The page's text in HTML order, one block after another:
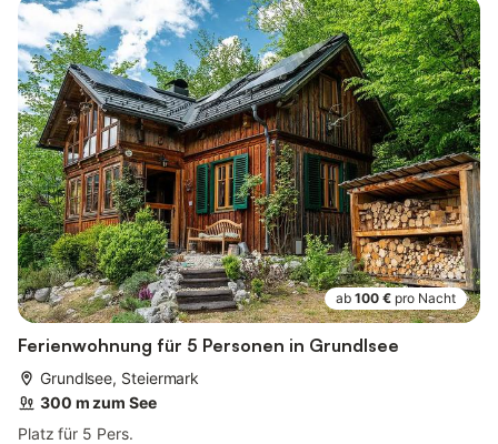
ab 100 € pro Nacht
Ferienwohnung für 5 Personen in Grundlsee
Grundlsee, Steiermark
300 m zum See
Platz für 5 Pers.